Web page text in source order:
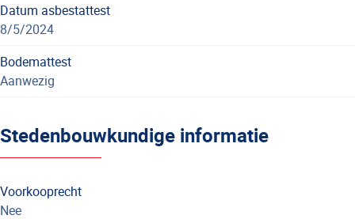
Datum asbestattest
8/5/2024
Bodemattest
Aanwezig
Stedenbouwkundige informatie
Voorkooprecht
Nee